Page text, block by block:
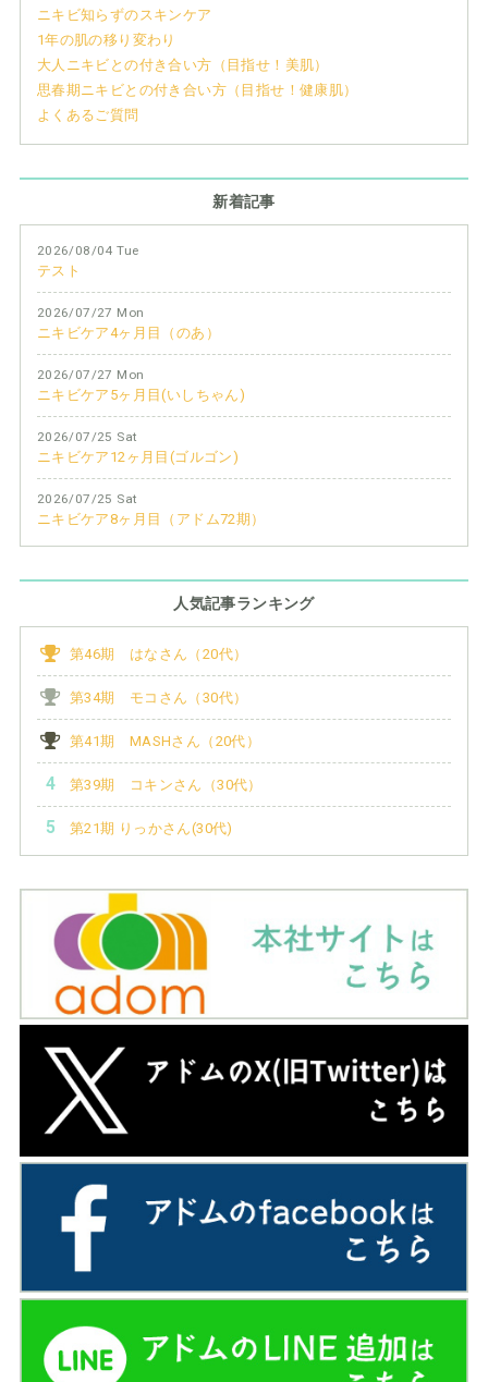
ニキビ知らずのスキンケア
1年の肌の移り変わり
大人ニキビとの付き合い方（目指せ！美肌）
思春期ニキビとの付き合い方（目指せ！健康肌）
よくあるご質問
新着記事
2026/08/04 Tue
テスト
2026/07/27 Mon
ニキビケア4ヶ月目（のあ）
2026/07/27 Mon
ニキビケア5ヶ月目(いしちゃん)
2026/07/25 Sat
ニキビケア12ヶ月目(ゴルゴン)
2026/07/25 Sat
ニキビケア8ヶ月目（アドム72期）
人気記事ランキング
第46期 はなさん（20代）
第34期 モコさん（30代）
第41期 MASHさん（20代）
第39期 コキンさん（30代）
第21期 りっかさん(30代)